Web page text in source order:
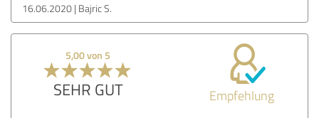
16.06.2020 Bajric S.
5,00 von 5
SEHR GUT Empfehlung